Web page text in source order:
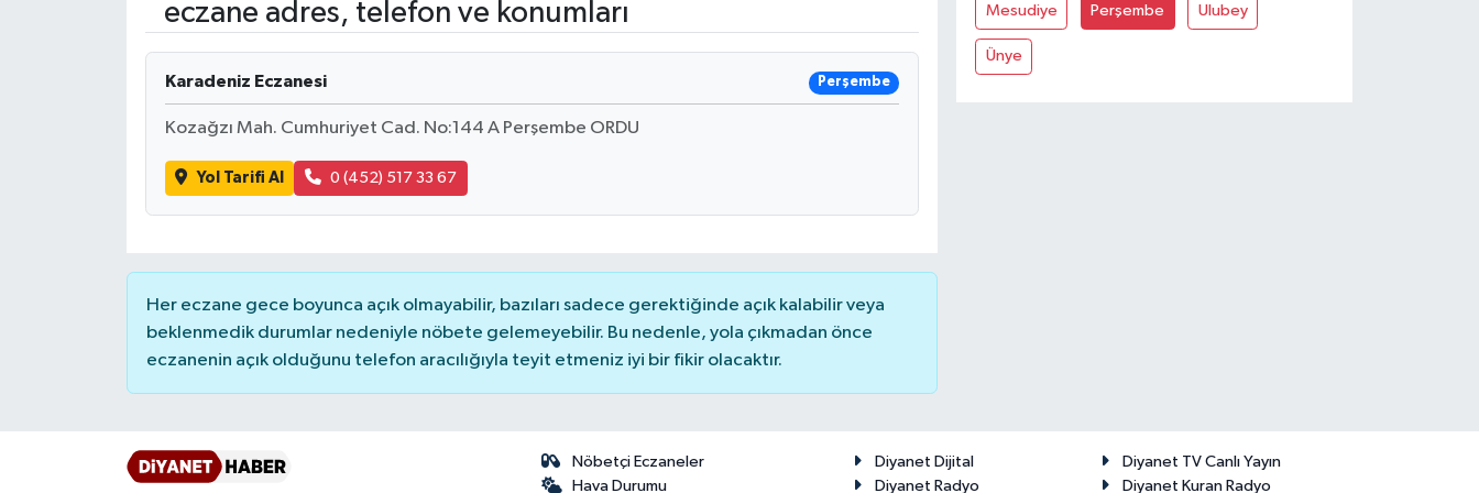
eczane adres, telefon ve konumları
Karadeniz Eczanesi Perşembe
Kozağzı Mah. Cumhuriyet Cad. No:144 A Perşembe ORDU
Yol Tarifi Al 0 (452) 517 33 67
Her eczane gece boyunca açık olmayabilir, bazıları sadece gerektiğinde açık kalabilir veya
beklenmedik durumlar nedeniyle nöbete gelemeyebilir. Bu nedenle, yola çıkmadan önce
eczanenin açık olduğunu telefon aracılığıyla teyit etmeniz iyi bir fikir olacaktır.
Mesudiye Perşembe Ulubey
Ünye
Nöbetçi Eczaneler
Hava Durumu
Diyanet Dijital
Diyanet TV Canlı Yayın
Diyanet Radyo
Diyanet Kuran Radyo
Ardahan Müftülüğü
Balıkesir Müftülüğü
Bingöl Müftülüğü
Peygamberimizin Hayatı
DİYANET RADYO/TV